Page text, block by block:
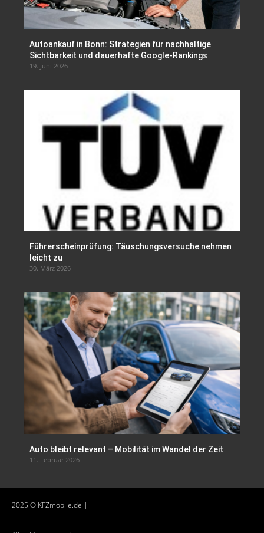
Autoankauf in Bonn: Strategien für nachhaltige
Sichtbarkeit und dauerhafte Google-Rankings
19. Juni 2026
Führerscheinprüfung: Täuschungsversuche nehmen
leicht zu
30. März 2026
Auto bleibt relevant – Mobilität im Wandel der Zeit
11. Februar 2026
2025 © KFZmobile.de |